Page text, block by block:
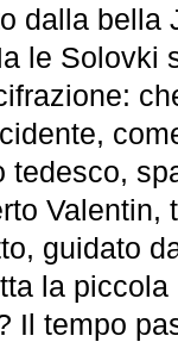
dalla bella
le Solovki
tedesco,
Valentin,
guidato
la
Il tempo